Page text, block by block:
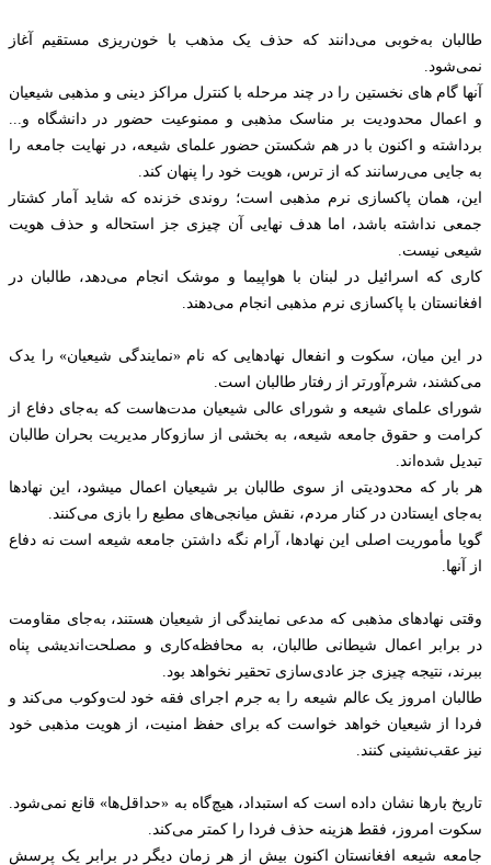
طالبان به‌خوبی می‌دانند که حذف یک مذهب با خون‌ریزی مستقیم آغاز
نمی‌شود.
آنها گام های نخستین را در چند مرحله با کنترل مراکز دینی و مذهبی شیعیان
و اعمال محدودیت بر مناسک مذهبی و ممنوعیت حضور در دانشگاه و...
برداشته و اکنون با در هم شکستن حضور علمای شیعه، در نهایت جامعه را
به جایی می‌رسانند که از ترس، هویت خود را پنهان کند.
این، همان پاکسازی نرم مذهبی است؛ روندی خزنده که شاید آمار کشتار
جمعی نداشته باشد، اما هدف نهایی آن چیزی جز استحاله و حذف هویت
شیعی نیست.
کاری که اسرائیل در لبنان با هواپیما و موشک انجام می‌دهد، طالبان در
افغانستان با پاکسازی نرم مذهبی انجام می‌دهند.
در این میان، سکوت و انفعال نهادهایی که نام «نمایندگی شیعیان» را یدک
می‌کشند، شرم‌آورتر از رفتار طالبان است.
شورای علمای شیعه و شورای عالی شیعیان مدت‌هاست که به‌جای دفاع از
کرامت و حقوق جامعه شیعه، به بخشی از سازوکار مدیریت بحران طالبان
تبدیل شده‌اند.
هر بار که محدودیتی از سوی طالبان بر شیعیان اعمال میشود، این نهادها
به‌جای ایستادن در کنار مردم، نقش میانجی‌های مطیع را بازی می‌کنند.
گویا مأموریت اصلی‌ این نهادها، آرام نگه داشتن جامعه شیعه است نه دفاع
از آنها.
وقتی نهادهای مذهبی که مدعی نمایندگی از شیعیان هستند، به‌جای مقاومت
در برابر اعمال شیطانی طالبان، به محافظه‌کاری و مصلحت‌اندیشی پناه
ببرند، نتیجه چیزی جز عادی‌سازی تحقیر نخواهد بود.
طالبان امروز یک عالم شیعه را به جرم اجرای فقه خود لت‌وکوب می‌کند و
فردا از شیعیان خواهد خواست که برای حفظ امنیت، از هویت مذهبی خود
نیز عقب‌نشینی کنند.
تاریخ بارها نشان داده است که استبداد، هیچ‌گاه به «حداقل‌ها» قانع نمی‌شود.
سکوت امروز، فقط هزینه حذف فردا را کمتر می‌کند.
جامعه شیعه افغانستان اکنون بیش از هر زمان دیگر در برابر یک پرسش